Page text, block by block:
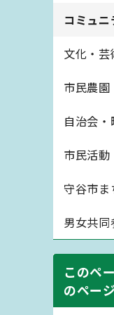
コミュニ
文化・芸
市民農園
自治会
市民活動
守谷市
男女共
このペ
のペー